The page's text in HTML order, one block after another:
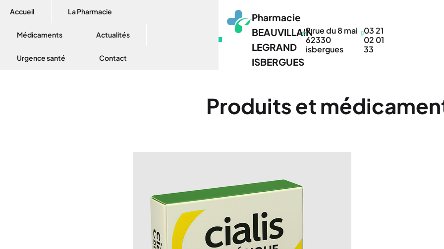
Pharmacie
BEAUVILLAIN
LEGRAND
ISBERGUES
9 rue du 8 mai
62330
isbergues
03 21
02 01
33
Accueil La Pharmacie
Médicaments Actualités
Urgence santé Contact
Produits et